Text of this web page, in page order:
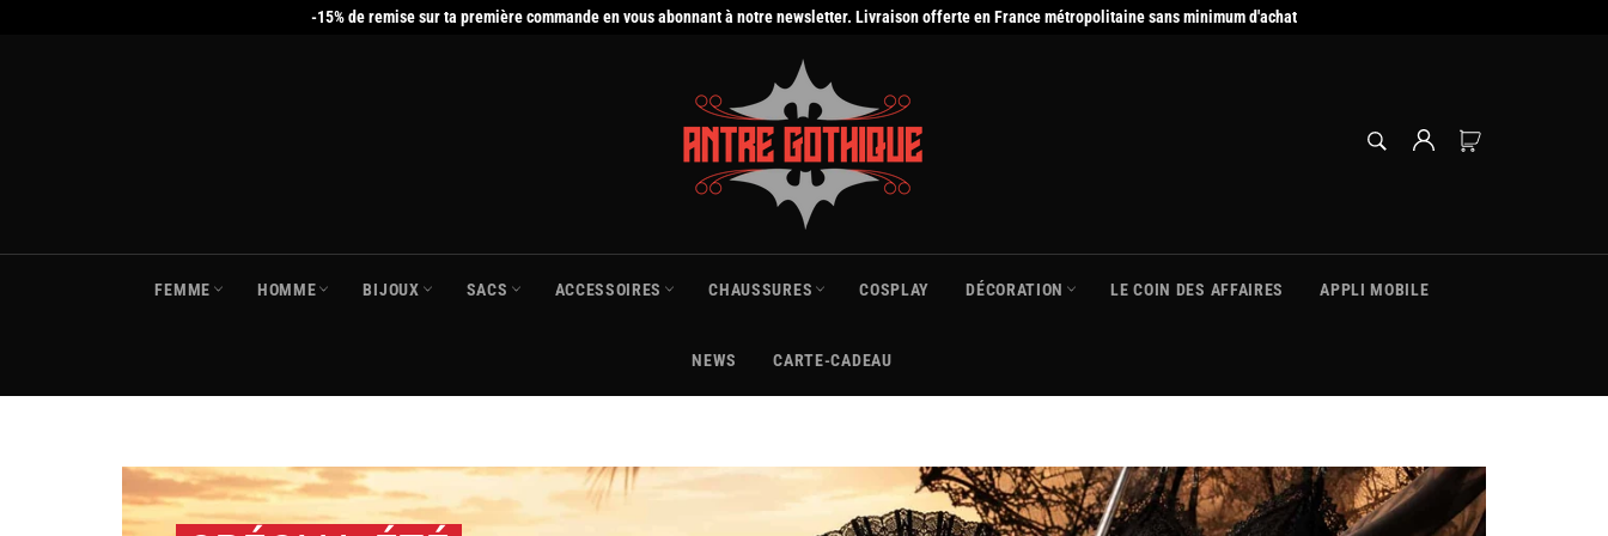
-15% de remise sur ta première commande en vous abonnant à notre newsletter. Livraison offerte en France métropolitaine sans minimum d'achat
RECHERCHE
FEMME HOMME BIJOUX SACS ACCESSOIRES CHAUSSURES COSPLAY DÉCORATION LE COIN DES AFFAIRES APPLI MOBILE
NEWS CARTE-CADEAU